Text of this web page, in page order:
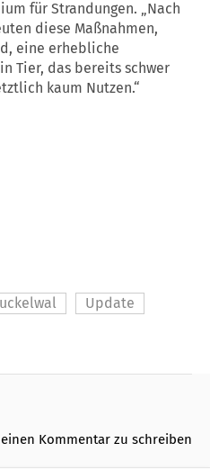
für Strandungen. „Nach
diese Maßnahmen,
eine erhebliche
Tier, das bereits schwer
kaum Nutzen.“
Update
Kommentar zu schreiben